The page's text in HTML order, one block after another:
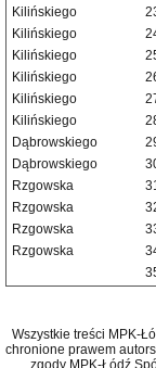
Kilińskiego
Kilińskiego
Kilińskiego
Kilińskiego
Kilińskiego
Kilińskiego
Dąbrowskiego
Dąbrowskiego
Rzgowska
Rzgowska
Rzgowska
Rzgowska
Wszystkie treści MPK-
chronione prawem
zgody MPK-Łódź